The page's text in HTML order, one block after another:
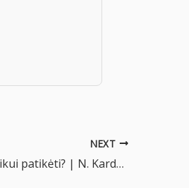
NEXT
Kaip skeptikui patikėti? | N. Kardelis